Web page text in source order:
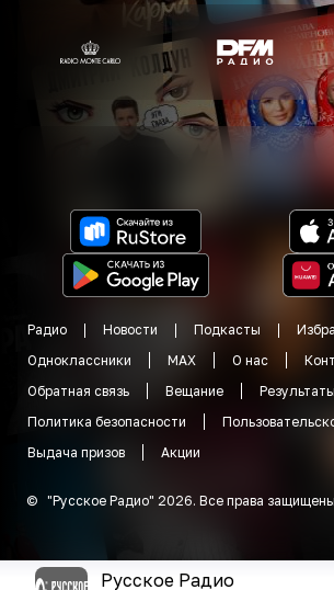
Радио Новости Подкасты
Одноклассники
MAX О нас
Обратная связь
Вещание
Политика безопасности
Выдача призов
Акции
© "Русское Радио" 2026. Все права защищены
Русское Радио